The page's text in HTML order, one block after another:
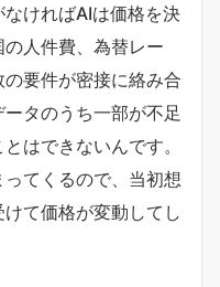
ければAIは価格を決
人件費、為替レー
要件が密接に絡み合
タのうち一部が不足
はできないんです。
てくるので、当初想
て価格が変動してし